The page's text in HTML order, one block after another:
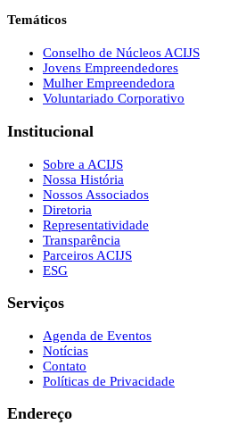
Temáticos
Conselho de Núcleos ACIJS
Jovens Empreendedores
Mulher Empreendedora
Voluntariado Corporativo
Institucional
Sobre a ACIJS
Nossa História
Nossos Associados
Diretoria
Representatividade
Transparência
Parceiros ACIJS
ESG
Serviços
Agenda de Eventos
Notícias
Contato
Políticas de Privacidade
Endereço